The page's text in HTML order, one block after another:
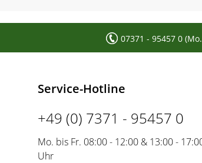
Nach dem ersten Frost, circa Ende
Tannine lassen die Früchte bitter
aussehen. Man kann sie beispielsweise
07371 - 95457 0
Service-Hotline
+49 (0) 7371 - 95457 0
Mo. bis Fr. 08:00 - 12:00 & 13:00 -
Uhr